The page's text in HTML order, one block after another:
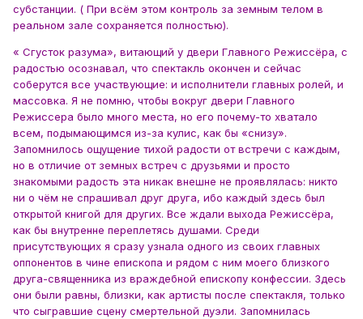
субстанции. ( При всём этом контроль за земным телом в
реальном зале сохраняется полностью).
« Сгусток разума», витающий у двери Главного Режиссёра, с
радостью осознавал, что спектакль окончен и сейчас
соберутся все участвующие: и исполнители главных ролей, и
массовка. Я не помню, чтобы вокруг двери Главного
Режиссера было много места, но его почему-то хватало
всем, подымающимся из-за кулис, как бы «снизу».
Запомнилось ощущение тихой радости от встречи с каждым,
но в отличие от земных встреч с друзьями и просто
знакомыми радость эта никак внешне не проявлялась: никто
ни о чём не спрашивал друг друга, ибо каждый здесь был
открытой книгой для других. Все ждали выхода Режиссёра,
как бы внутренне переплетясь душами. Среди
присутствующих я сразу узнала одного из своих главных
оппонентов в чине епископа и рядом с ним моего близкого
друга-священника из враждебной епископу конфессии. Здесь
они были равны, близки, как артисты после спектакля, только
что сыгравшие сцену смертельной дуэли. Запомнилась